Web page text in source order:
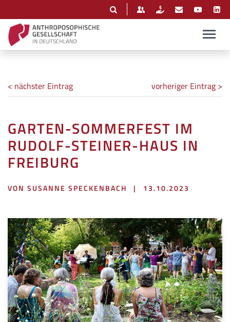
< nächster Eintrag vorheriger Eintrag >
GARTEN-SOMMERFEST IM
RUDOLF-STEINER-HAUS IN
FREIBURG
VON SUSANNE SPECKENBACH | 13.10.2023